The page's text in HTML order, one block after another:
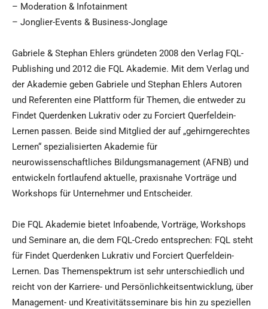
– Moderation & Infotainment
– Jonglier-Events & Business-Jonglage
Gabriele & Stephan Ehlers gründeten 2008 den Verlag FQL-
Publishing und 2012 die FQL Akademie. Mit dem Verlag und
der Akademie geben Gabriele und Stephan Ehlers Autoren
und Referenten eine Plattform für Themen, die entweder zu
Findet Querdenken Lukrativ oder zu Forciert Querfeldein-
Lernen passen. Beide sind Mitglied der auf „gehirngerechtes
Lernen“ spezialisierten Akademie für
neurowissenschaftliches Bildungsmanagement (AFNB) und
entwickeln fortlaufend aktuelle, praxisnahe Vorträge und
Workshops für Unternehmer und Entscheider.
Die FQL Akademie bietet Infoabende, Vorträge, Workshops
und Seminare an, die dem FQL-Credo entsprechen: FQL steht
für Findet Querdenken Lukrativ und Forciert Querfeldein-
Lernen. Das Themenspektrum ist sehr unterschiedlich und
reicht von der Karriere- und Persönlichkeitsentwicklung, über
Management- und Kreativitätsseminare bis hin zu speziellen